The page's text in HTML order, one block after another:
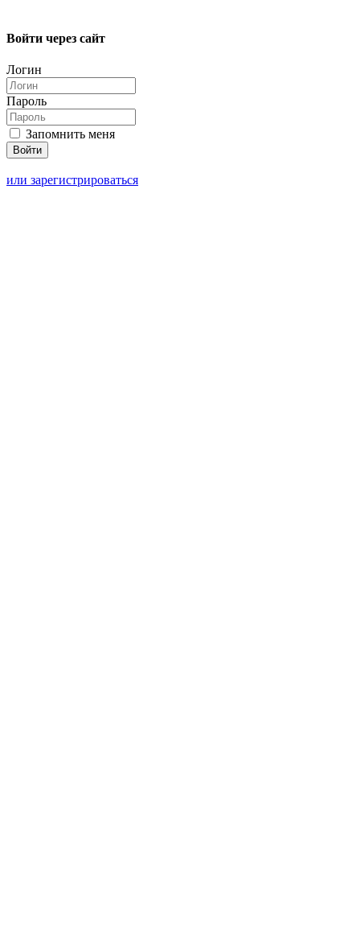
Войти через сайт
Логин
Пароль
Запомнить меня
или зарегистрироваться